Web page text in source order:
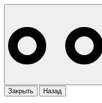
Закрыть Назад